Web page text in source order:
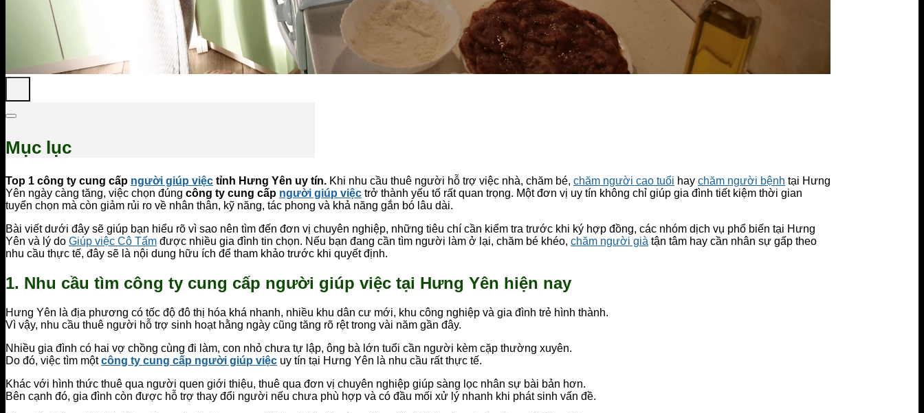
Mục lục
Top 1 công ty cung cấp người giúp việc tỉnh Hưng Yên uy tín. Khi nhu cầu thuê người hỗ trợ việc nhà, chăm bé, chăm người cao tuổi hay chăm người bệnh tại Hưng
Yên ngày càng tăng, việc chọn đúng công ty cung cấp người giúp việc trở thành yếu tố rất quan trọng. Một đơn vị uy tín không chỉ giúp gia đình tiết kiệm thời gian
tuyển chọn mà còn giảm rủi ro về nhân thân, kỹ năng, tác phong và khả năng gắn bó lâu dài.
Bài viết dưới đây sẽ giúp bạn hiểu rõ vì sao nên tìm đến đơn vị chuyên nghiệp, những tiêu chí cần kiểm tra trước khi ký hợp đồng, các nhóm dịch vụ phổ biến tại Hưng
Yên và lý do Giúp việc Cô Tấm được nhiều gia đình tin chọn. Nếu bạn đang cần tìm người làm ở lại, chăm bé khéo, chăm người già tận tâm hay cần nhân sự gấp theo
nhu cầu thực tế, đây sẽ là nội dung hữu ích để tham khảo trước khi quyết định.
1. Nhu cầu tìm công ty cung cấp người giúp việc tại Hưng Yên hiện nay
Hưng Yên là địa phương có tốc độ đô thị hóa khá nhanh, nhiều khu dân cư mới, khu công nghiệp và gia đình trẻ hình thành.
Vì vậy, nhu cầu thuê người hỗ trợ sinh hoạt hằng ngày cũng tăng rõ rệt trong vài năm gần đây.
Nhiều gia đình có hai vợ chồng cùng đi làm, con nhỏ chưa tự lập, ông bà lớn tuổi cần người kèm cặp thường xuyên.
Do đó, việc tìm mộtcông ty cung cấp người giúp việc uy tín tại Hưng Yên là nhu cầu rất thực tế.
Khác với hình thức thuê qua người quen giới thiệu, thuê qua đơn vị chuyên nghiệp giúp sàng lọc nhân sự bài bản hơn.
Bên cạnh đó, gia đình còn được hỗ trợ thay đổi người nếu chưa phù hợp và có đầu mối xử lý nhanh khi phát sinh vấn đề.